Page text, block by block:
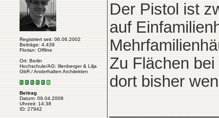
Registriert seit: 06.06.2002
Beiträge: 4.439
Florian: Offline
Ort: Berlin
Hochschule/AG: Illenberger & Lilja
GbR / Anderhalten Architekten
Beitrag
Datum: 09.04.2008
Uhrzeit: 14:38
ID: 27942
Der Pistol ist
auf
Zu Flächen
dort bisher